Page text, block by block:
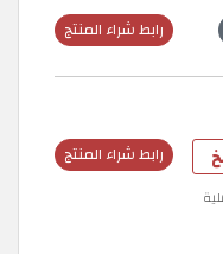
رابط شراء المنتج
رابط شراء المنتج